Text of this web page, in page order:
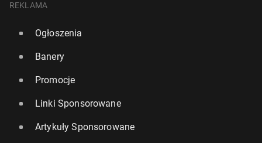
REKLAMA
Ogłoszenia
Banery
Promocje
Linki Sponsorowane
Artykuły Sponsorowane